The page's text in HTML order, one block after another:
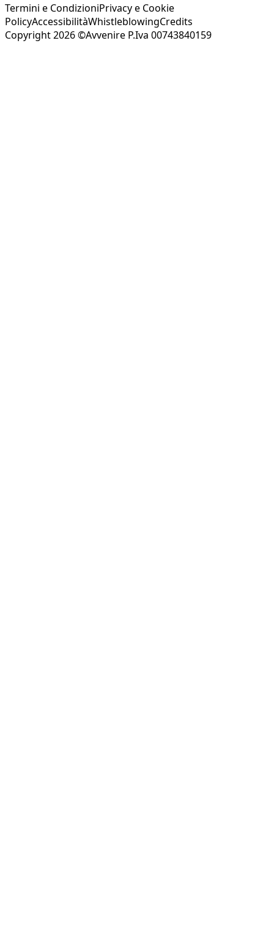
Termini e CondizioniPrivacy e Cookie
PolicyAccessibilitàWhistleblowingCredits
Copyright 2026 ©Avvenire P.Iva 00743840159